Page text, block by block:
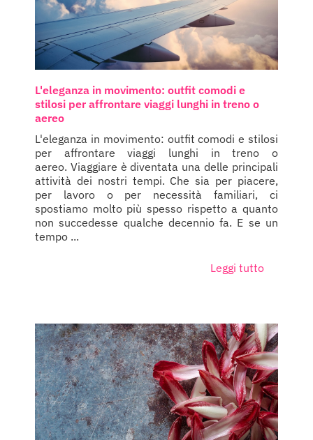
L'eleganza in movimento: outfit comodi e
stilosi per affrontare viaggi lunghi in treno o
aereo
L'eleganza in movimento: outfit comodi e stilosi
per affrontare viaggi lunghi in treno o
aereo. Viaggiare è diventata una delle principali
attività dei nostri tempi. Che sia per piacere,
per lavoro o per necessità familiari, ci
spostiamo molto più spesso rispetto a quanto
non succedesse qualche decennio fa. E se un
tempo ...
Leggi tutto